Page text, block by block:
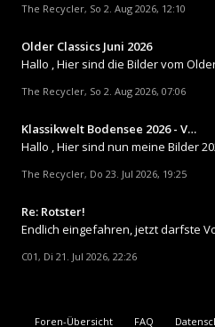
The Recycler, So 2. Aug 2026, 12:10
Older Classics Juni 2026
The Recycler, So 2. Aug 2026, 07:06
Klassikwelt Bodensee 2026 - V…
The Recycler, Do 23. Jul 2026, 19:25
Re: Rotster!
Endlich eingefahren, jetzt darfste
C01, Di 21. Jul 2026, 22:26
Foren-Übersicht FAQ